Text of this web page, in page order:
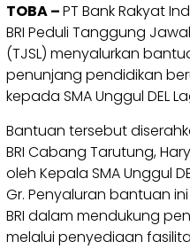
TOBA –PT Bank Rakyat
BRI Peduli Tanggung
(TJSL) menyalurkan
penunjang pendidikan
kepada SMA Unggul DEL
Bantuan tersebut
BRI Cabang Tarutung,
oleh Kepala SMA Unggul
Gr. Penyaluran bantuan
BRI dalam mendukung
melalui penyediaan